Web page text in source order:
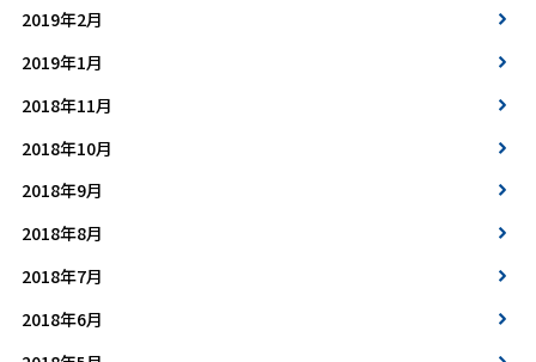
2019年2月
2019年1月
2018年11月
2018年10月
2018年9月
2018年8月
2018年7月
2018年6月